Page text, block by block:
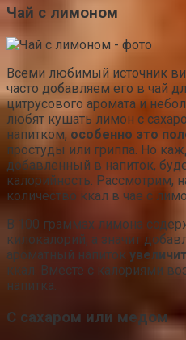
Чай с лимоном
Всеми любимый источник
часто добавляем его в чай
цитрусового аромата и
любят кушать лимон с
напитком, особенно это
простуды или гриппа. Но
добавленный в напиток,
калорийность. Рассмотрим,
количество ккал в чае с
В 100 граммах лимона
килокалорий, а значит
ароматный напиток
ккал. Вместе с калориями
напитка.
С сахаром или медом